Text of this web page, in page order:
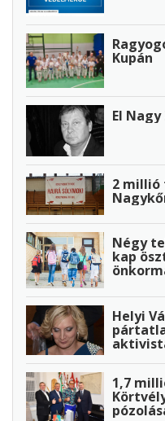
Kupán
El
2
Négy
kap
Helyi
1,7